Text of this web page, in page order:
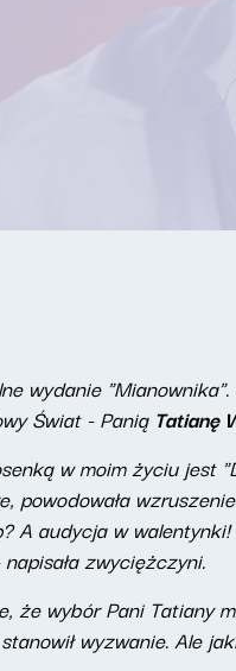
wydanie
Świat - Panią Tatianę
w moim życiu jest
powodowała
A audycja w
zwyciężczyni.
że wybór Pani Tatiany
wyzwanie. Ale